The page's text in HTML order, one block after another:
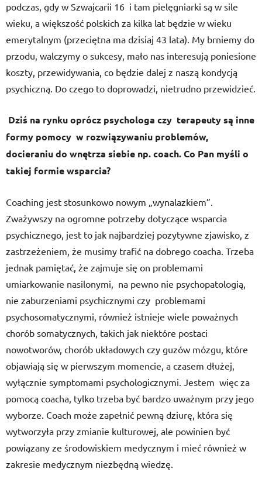
podczas, gdy w Szwajcarii 16 i tam pielęgniarki są w sile
wieku, a większość polskich za kilka lat będzie w wieku
emerytalnym (przeciętna ma dzisiaj 43 lata). My brniemy do
przodu, walczymy o sukcesy, mało nas interesują poniesione
koszty, przewidywania, co będzie dalej z naszą kondycją
psychiczną. Do czego to doprowadzi, nietrudno przewidzieć.
Dziś na rynku oprócz psychologa czy terapeuty są inne
formy pomocy w rozwiązywaniu problemów,
docieraniu do wnętrza siebie np. coach. Co Pan myśli o
takiej formie wsparcia?
Coaching jest stosunkowo nowym „wynalazkiem”.
Zważywszy na ogromne potrzeby dotyczące wsparcia
psychicznego, jest to jak najbardziej pozytywne zjawisko, z
zastrzeżeniem, że musimy trafić na dobrego coacha. Trzeba
jednak pamiętać, że zajmuje się on problemami
umiarkowanie nasilonymi, na pewno nie psychopatologią,
nie zaburzeniami psychicznymi czy problemami
psychosomatycznymi, również istnieje wiele poważnych
chorób somatycznych, takich jak niektóre postaci
nowotworów, chorób układowych czy guzów mózgu, które
objawiają się w pierwszym momencie, a czasem dłużej,
wyłącznie symptomami psychologicznymi. Jestem więc za
pomocą coacha, tylko trzeba być bardzo uważnym przy jego
wyborze. Coach może zapełnić pewną dziurę, która się
wytworzyła przy zmianie kulturowej, ale powinien być
powiązany ze środowiskiem medycznym i mieć również w
zakresie medycznym niezbędną wiedzę.